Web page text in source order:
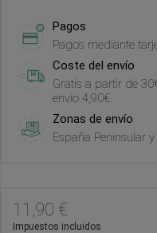
Pagos
Pagos mediante
Coste del envío
Gratis a partir de
envío 4,90€.
Zonas de envío
España Peninsular y
11,90 €
Impuestos incluidos